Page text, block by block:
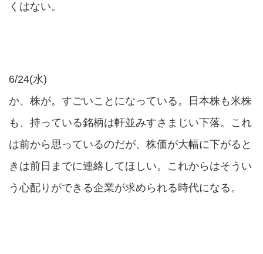
くはない。
6/24(水)
か、株が。すごいことになっている。日本株も米株
も、持っている銘柄は軒並みすさまじい下落。これ
は前から思っているのだが、株価が大幅に下がると
きは前日までに連絡してほしい。これからはそうい
う心配りができる企業が求められる時代になる。